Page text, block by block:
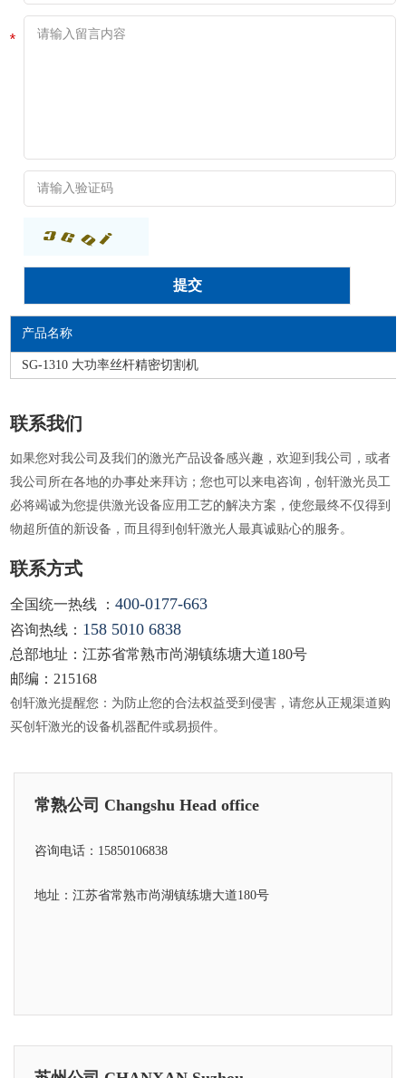
产品名称
SG-1310 大功率丝杆精密切割机
联系我们
如果您对我公司及我们的激光产品设备感兴趣，欢迎到我公司，或者
我公司所在各地的办事处来拜访；您也可以来电咨询，创轩激光员工
必将竭诚为您提供激光设备应用工艺的解决方案，使您最终不仅得到
物超所值的新设备，而且得到创轩激光人最真诚贴心的服务。
联系方式
全国统一热线 ：400-0177-663
咨询热线： 158 5010 6838
总部地址：江苏省常熟市尚湖镇练塘大道180号
邮编：215168
创轩激光提醒您：为防止您的合法权益受到侵害，请您从正规渠道购
买创轩激光的设备机器配件或易损件。
常熟公司 Changshu Head office
咨询电话：15850106838
地址：江苏省常熟市尚湖镇练塘大道180号